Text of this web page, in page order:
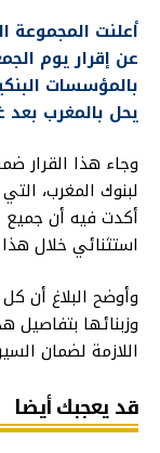
أعلنت المجموعة
بالمؤسسات
يحل بالمغرب بعد
وجاء هذا القرار
لبنوك المغرب،
أكدت فيه أن جميع
استثنائي خلال هذا
وأوضح البلاغ أن
وزبنائها بتفاصيل
اللازمة لضمان
قد يعجبك أيضا